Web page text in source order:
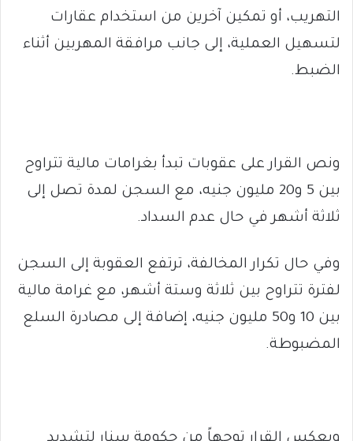
التهريب، أو تمكين آخرين من استخدام عقارات
لتسهيل العملية، إلى جانب مرافقة المهربين أثناء
الضبط.
ونص القرار على عقوبات تبدأ بغرامات مالية تتراوح
بين 5 و20 مليون جنيه، مع السجن لمدة تصل إلى
ثلاثة أشهر في حال عدم السداد.
وفي حال تكرار المخالفة، ترتفع العقوبة إلى السجن
لفترة تتراوح بين ثلاثة وستة أشهر، مع غرامة مالية
بين 10 و50 مليون جنيه، إضافة إلى مصادرة السلع
المضبوطة.